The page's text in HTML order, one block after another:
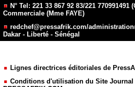
N° Tel: 221 33 867 92 83/221 770991491
Commerciale (Mme FAYE)
redchef@pressafrik.com/
Dakar - Liberté - Sénégal
Lignes directrices éditoriales de
Conditions d'utilisation du Site Journal